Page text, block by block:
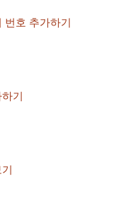
번호 추가하기
기